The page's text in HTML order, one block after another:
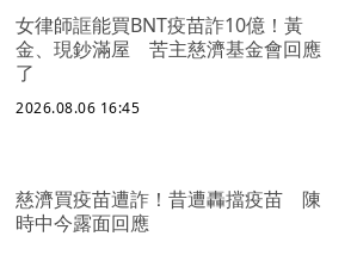
女律師誆能買BNT疫苗詐10億！黃
金、現鈔滿屋 苦主慈濟基金會回應
了
2026.08.06 16:45
慈濟買疫苗遭詐！昔遭轟擋疫苗 陳
時中今露面回應